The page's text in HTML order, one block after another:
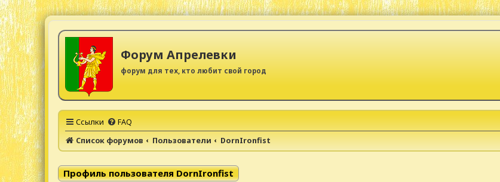
Форум Апрелевки
форум для тех, кто любит свой город
Ссылки FAQ
Список форумов
Пользователи DornIronfist
Профиль пользователя DornIronfist